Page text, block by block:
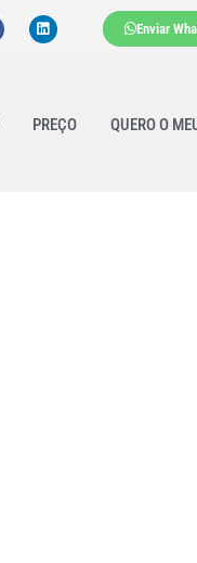
Enviar
PREÇO QUERO O